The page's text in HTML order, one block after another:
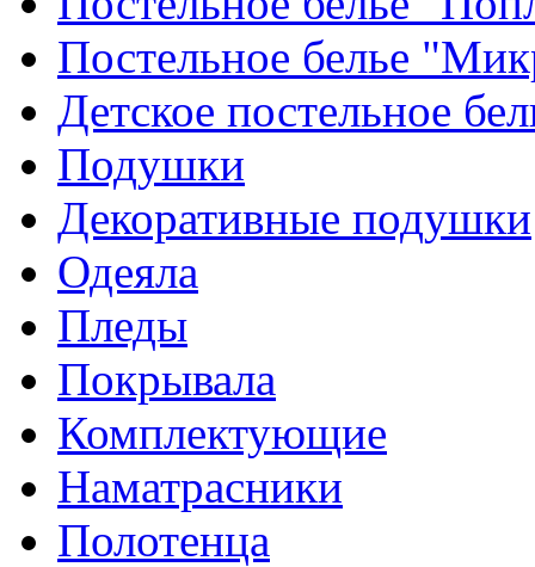
Постельное белье
Детское постельное
Подушки
Декоративные подушки
Одеяла
Пледы
Покрывала
Комплектующие
Наматрасники
Полотенца